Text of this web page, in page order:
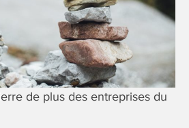
de plus des entreprises du